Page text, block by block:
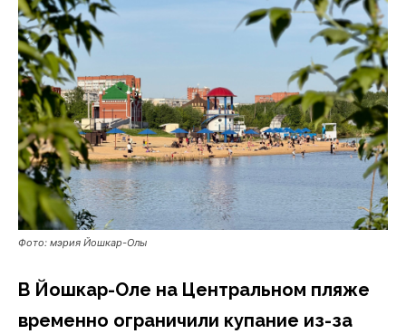
Фото: мэрия Йошкар-Олы
В Йошкар-Оле на Центральном пляже
временно ограничили купание из-за